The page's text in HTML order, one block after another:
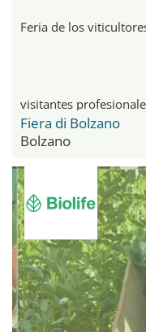
Feria de los
visitantes
Fiera di Bolzano
Bolzano